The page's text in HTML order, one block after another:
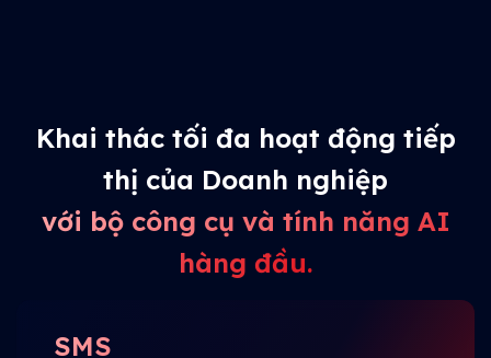
Khai thác tối đa hoạt động tiếp
thị của Doanh nghiệp
với bộ công cụ và tính năng AI
hàng đầu.
SMS